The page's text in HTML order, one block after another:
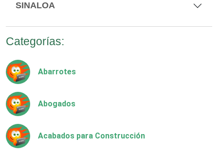
SINALOA
Categorías:
Abarrotes
Abogados
Acabados para Construcción